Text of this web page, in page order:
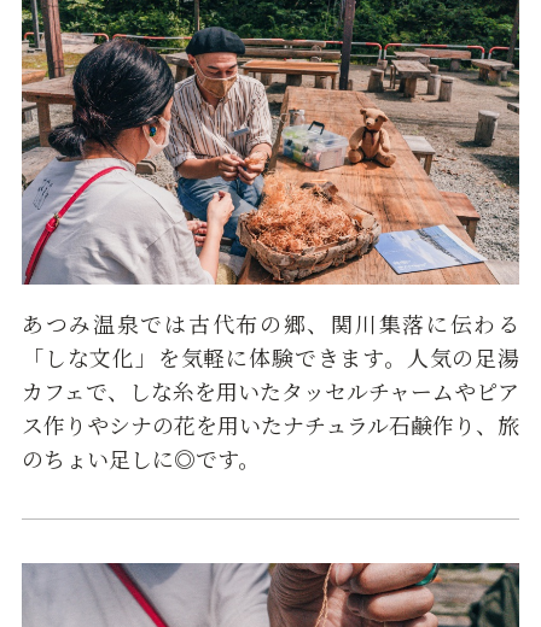
あつみ温泉では古代布の郷、関川集落に伝わる
「しな文化」を気軽に体験できます。人気の足湯
カフェで、しな糸を用いたタッセルチャームやピア
ス作りやシナの花を用いたナチュラル石鹸作り、旅
のちょい足しに◎です。